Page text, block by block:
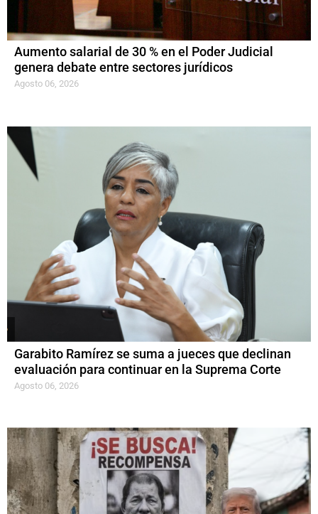
Aumento salarial de 30 % en el Poder Judicial
genera debate entre sectores jurídicos
Agosto 06, 2026
Garabito Ramírez se suma a jueces que declinan
evaluación para continuar en la Suprema Corte
Agosto 06, 2026